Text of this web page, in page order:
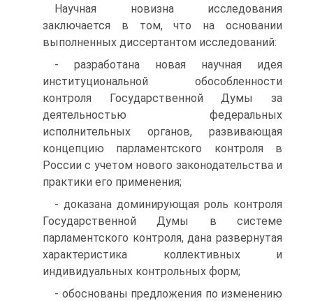
Научная новизна исследования
заключается в том, что на основании
выполненных диссертантом исследований:
- разработана новая научная идея
институциональной обособленности
контроля Государственной Думы за
деятельностью федеральных
исполнительных органов, развивающая
концепцию парламентского контроля в
России с учетом нового законодательства и
практики его применения;
- доказана доминирующая роль контроля
Государственной Думы в системе
парламентского контроля, дана развернутая
характеристика коллективных и
индивидуальных контрольных форм;
- обоснованы предложения по изменению